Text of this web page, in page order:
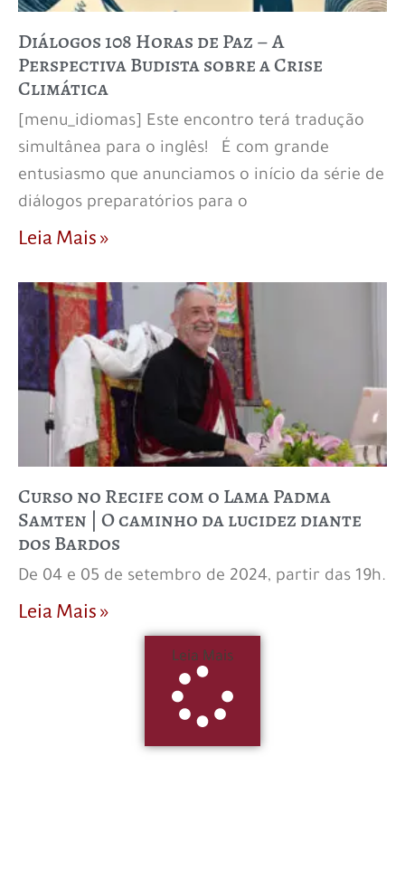
Diálogos 108 Horas de Paz – A
Perspectiva Budista sobre a Crise
Climática
[menu_idiomas] Este encontro terá tradução
simultânea para o inglês! É com grande
entusiasmo que anunciamos o início da série de
diálogos preparatórios para o
Leia Mais »
Curso no Recife com o Lama Padma
Samten | O caminho da lucidez diante
dos Bardos
De 04 e 05 de setembro de 2024, partir das 19h.
Leia Mais »
Leia Mais